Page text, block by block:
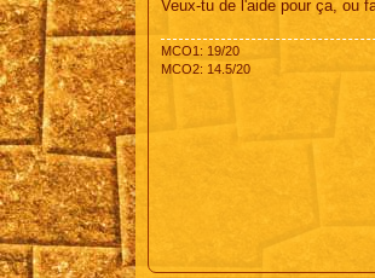
Veux-tu de l'aide pour ça, ou
MCO1: 19/20
MCO2: 14.5/20